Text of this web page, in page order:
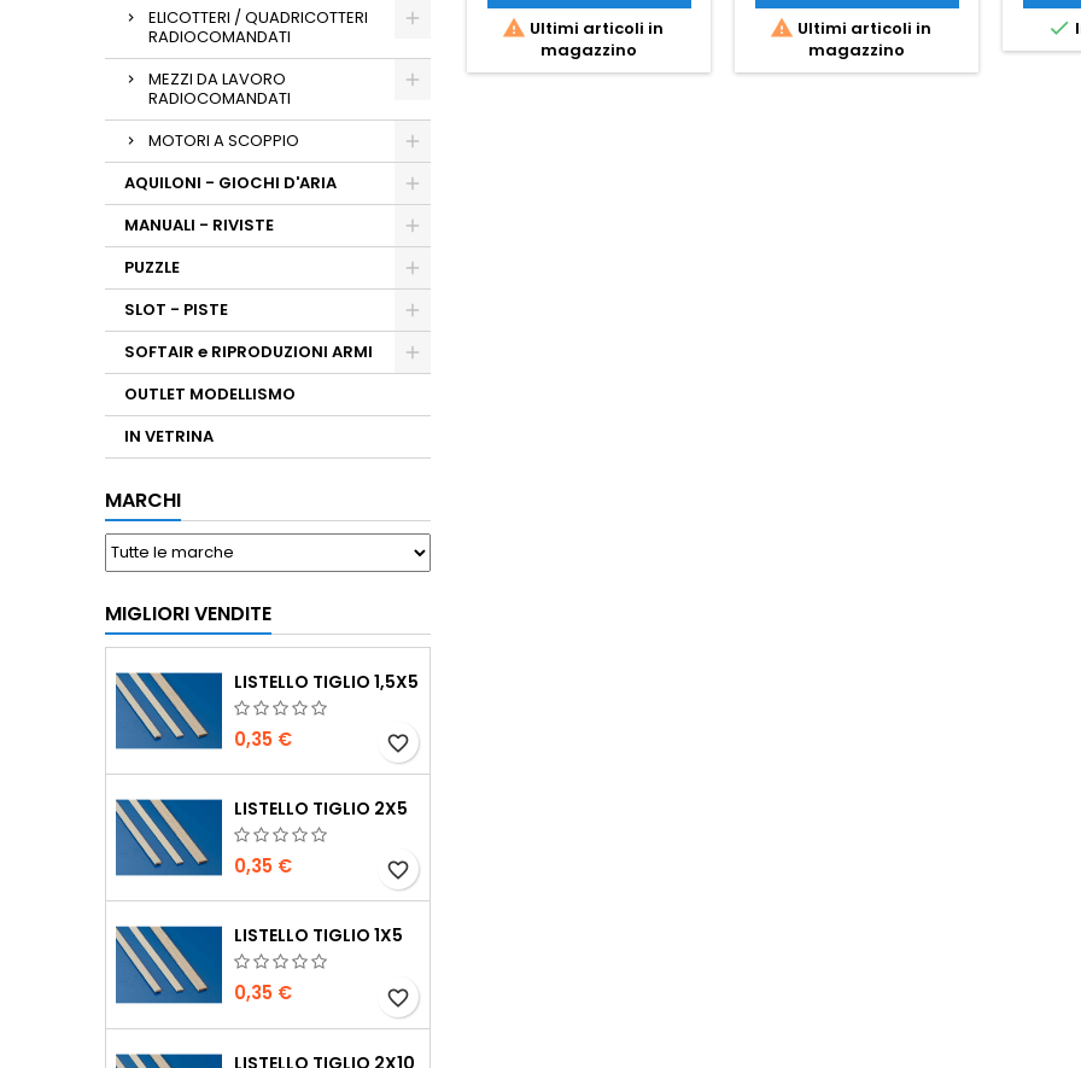
ELICOTTERI / QUADRICOTTERI
RADIOCOMANDATI
MEZZI DA LAVORO
RADIOCOMANDATI
MOTORI A SCOPPIO
AQUILONI - GIOCHI D'ARIA
MANUALI - RIVISTE
PUZZLE
SLOT - PISTE
SOFTAIR e RIPRODUZIONI ARMI
OUTLET MODELLISMO
IN VETRINA
MARCHI
MIGLIORI VENDITE
LISTELLO TIGLIO 1,5X5
0,35 € favorite_border
LISTELLO TIGLIO 2X5
0,35 € favorite_border
LISTELLO TIGLIO 1X5
0,35 € favorite_border
LISTELLO TIGLIO 2X10
 Ultimi articoli in
magazzino
 Ultimi articoli in
magazzino
